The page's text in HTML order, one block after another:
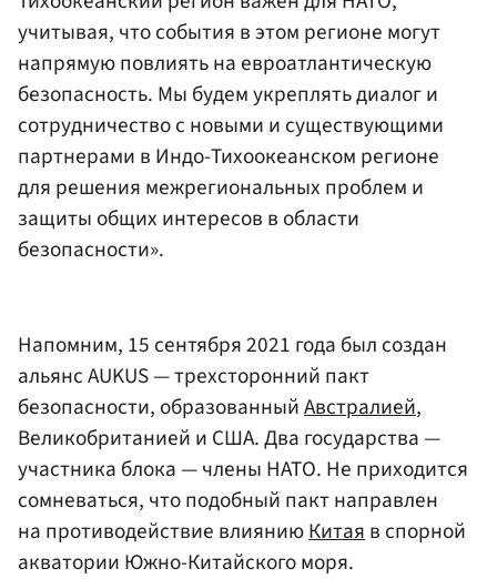
учитывая, что события в этом регионе могут
напрямую повлиять на евроатлантическую
безопасность. Мы будем укреплять диалог и
сотрудничество с новыми и существующими
партнерами в Индо-Тихоокеанском регионе
для решения межрегиональных проблем и
защиты общих интересов в области
безопасности».
Напомним, 15 сентября 2021 года был создан
альянс AUKUS — трехсторонний пакт
безопасности, образованныйАвстралией,
Великобританией и США. Два государства —
участника блока — члены НАТО. Не приходится
сомневаться, что подобный пакт направлен
на противодействие влияниюКитая в спорной
акватории Южно-Китайского моря.